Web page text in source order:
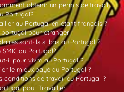
obtenir un permis de travail
Portugal?
au Portugal en étant français ?
portugal pour etranger
sont-ils si bas au Portugal ?
SMIC au Portugal?
il pour vivre au Portugal ?
le mieux payé au Portugal ?
conditions de travail au Portugal ?
pour Travailler